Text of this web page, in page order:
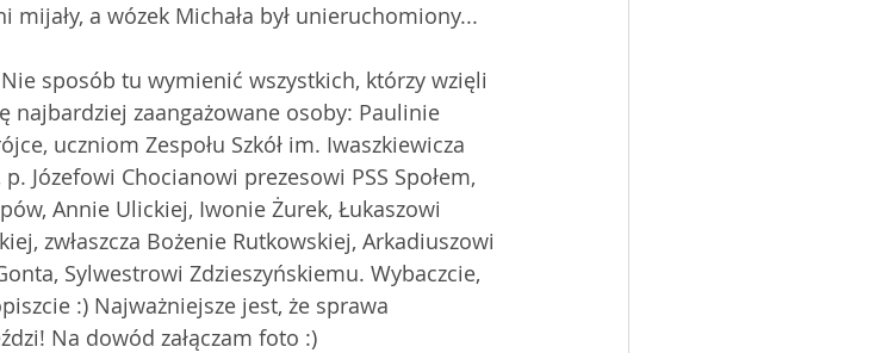
mijały, a wózek Michała był unieruchomiony...
sposób tu wymienić wszystkich, którzy wzięli
najbardziej zaangażowane osoby: Paulinie
uczniom Zespołu Szkół im. Iwaszkiewicza
Józefowi Chocianowi prezesowi PSS Społem,
Annie Ulickiej, Iwonie Żurek, Łukaszowi
zwłaszcza Bożenie Rutkowskiej, Arkadiuszowi
Sylwestrowi Zdzieszyńskiemu. Wybaczcie,
:) Najważniejsze jest, że sprawa
Na dowód załączam foto :)